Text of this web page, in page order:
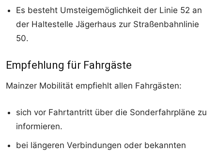
Es besteht Umsteigemöglichkeit der Linie 52 an
der Haltestelle Jägerhaus zur Straßenbahnlinie
50.
Empfehlung für Fahrgäste
Mainzer Mobilität empfiehlt allen Fahrgästen:
sich vor Fahrtantritt über die Sonderfahrpläne zu
informieren.
bei längeren Verbindungen oder bekannten